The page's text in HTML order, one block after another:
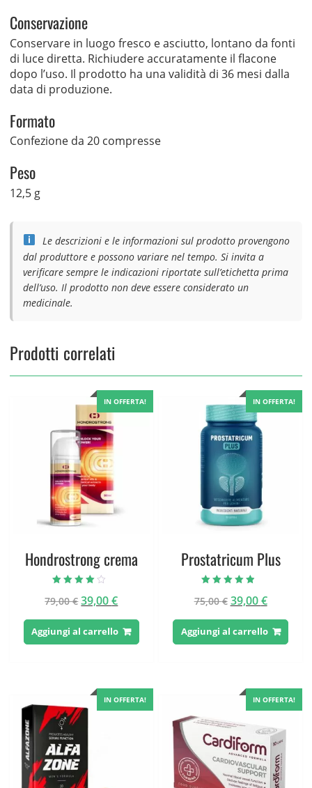
Conservazione
Conservare in luogo fresco e asciutto, lontano da fonti
di luce diretta. Richiudere accuratamente il flacone
dopo l’uso. Il prodotto ha una validità di 36 mesi dalla
data di produzione.
Formato
Confezione da 20 compresse
Peso
12,5 g
Le descrizioni e le informazioni sul prodotto provengono
dal produttore e possono variare nel tempo. Si invita a
verificare sempre le indicazioni riportate sull’etichetta prima
dell’uso. Il prodotto non deve essere considerato un
medicinale.
Prodotti correlati
IN OFFERTA!
Hondrostrong crema
3.67
su 5
79,00€Il
originale
era:
39,00€Il
attuale
è:
Aggiungi al carrello
IN OFFERTA!
Prostatricum Plus
4.50
su 5
75,00€ Il
originale
era:
39,00€Il
attuale
è:
Aggiungi al carrello
IN OFFERTA! IN OFFERTA!